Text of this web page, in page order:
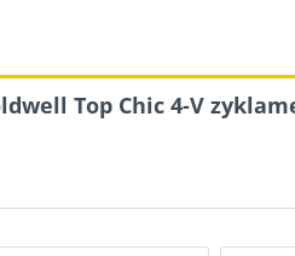
Top Chic 4-V